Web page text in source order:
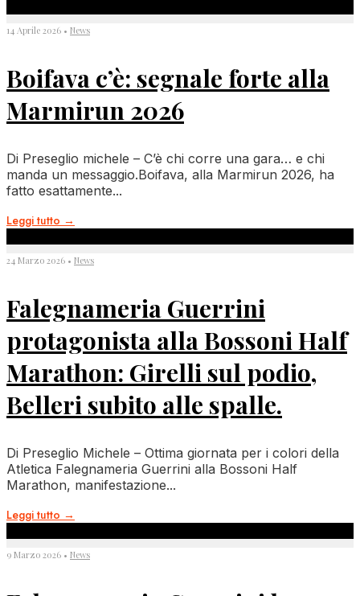
14 Aprile 2026 • News
Boifava c’è: segnale forte alla
Marmirun 2026
Di Preseglio michele – C’è chi corre una gara… e chi
manda un messaggio.Boifava, alla Marmirun 2026, ha
fatto esattamente...
Leggi tutto →
24 Marzo 2026 • News
Falegnameria Guerrini
protagonista alla Bossoni Half
Marathon: Girelli sul podio,
Belleri subito alle spalle.
Di Preseglio Michele – Ottima giornata per i colori della
Atletica Falegnameria Guerrini alla Bossoni Half
Marathon, manifestazione...
Leggi tutto →
9 Marzo 2026 • News